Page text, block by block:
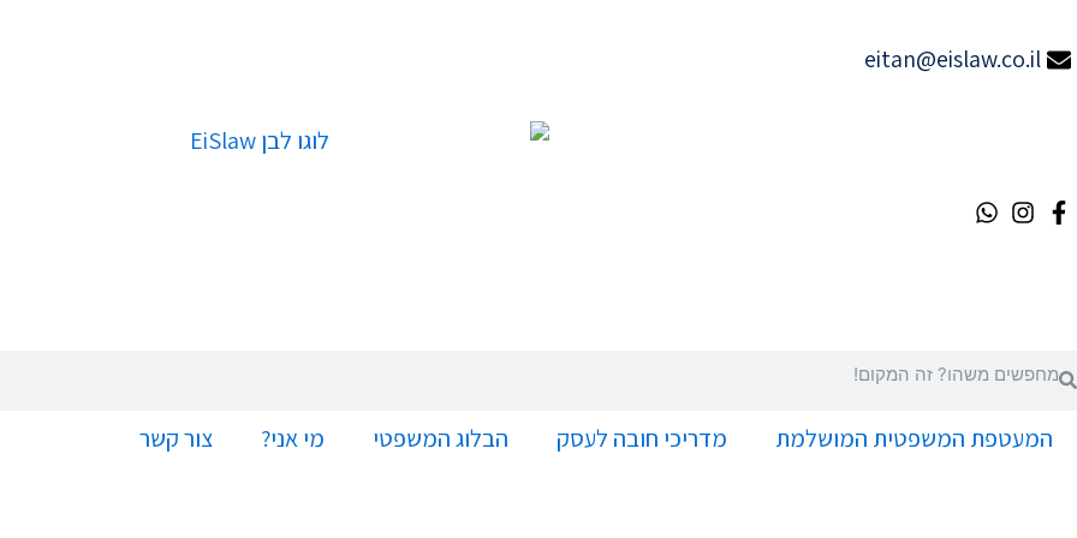
לתוכןeitan@eislaw.co.il
המעטפת המשפטית המושלמת מדריכי חובה לעסק הבלוג המשפטי מי אני? צור קשר